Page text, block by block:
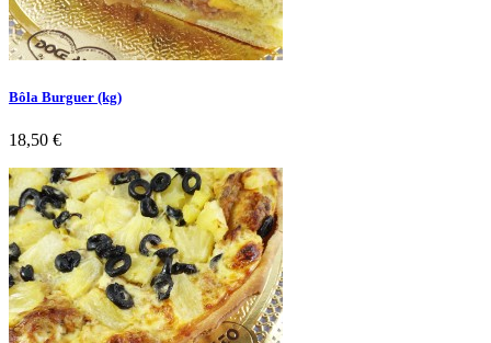
Bôla Burguer (kg)
Preço
18,50 €